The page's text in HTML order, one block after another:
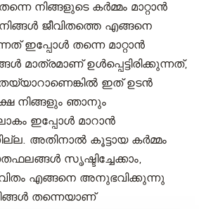
നിങ്ങളുടെ കർമ്മം മാറ്റാൻ
ജീവിതത്തെ എങ്ങനെ
ഇപ്പോൾ തന്നെ മാറ്റാൻ
മാത്രമാണ് ഉൾപ്പെട്ടിരിക്കുന്നത്,
ഇത് ഉടൻ
നിങ്ങളും ഞാനും
ഇപ്പോൾ മാറാൻ
അതിനാൽ കൂട്ടായ കർമ്മം
സൃഷ്ടിച്ചേക്കാം,
എങ്ങനെ അനുഭവിക്കുന്നു
തന്നെയാണ്